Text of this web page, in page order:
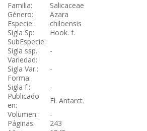
Familia:
Salicaceae
Género:
Azara
Especie:
chiloensis
Sigla Sp:
Hook. f.
SubEspecie:
Sigla ssp.:
-
Variedad:
Sigla Var.:
-
Forma:
Sigla f.:
-
Publicado
en:
Fl. Antarct.
Volumen:
-
Páginas:
243